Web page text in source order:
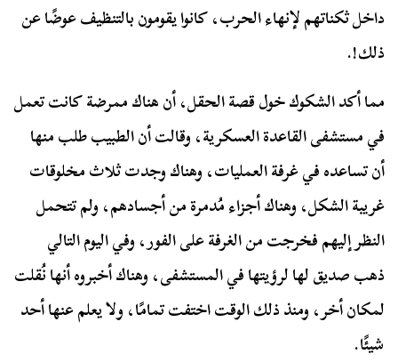
داخل ثكناتهم لإنهاء الحرب، كانوا يقومون بالتنظيف عوضًا عن
ذلك!.
مما أكد الشكوك خول قصة الحقل، أن هناك ممرضة كانت تعمل
في مستشفى القاعدة العسكرية، وقالت أن الطبيب طلب منها
أن تساعده في غرفة العمليات، وهناك وجدت ثلاث مخلوقات
غريبة الشكل، وهناك أجزاء مُدمرة من أجسادهم، ولم تتحمل
النظر إليهم فخرجت من الغرفة على الفور، وفي اليوم التالي
ذهب صديق لها لرؤيتها في المستشفى، وهناك أخبروه أنها نُقلت
لمكان أخر، ومنذ ذلك الوقت اختفت تمامًا، ولا يعلم عنها أحد
شيئًا.